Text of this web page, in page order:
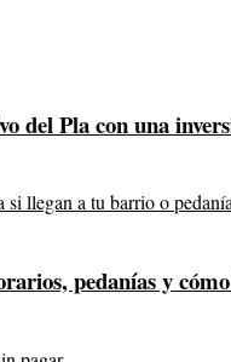
Pla con una
pedanías y